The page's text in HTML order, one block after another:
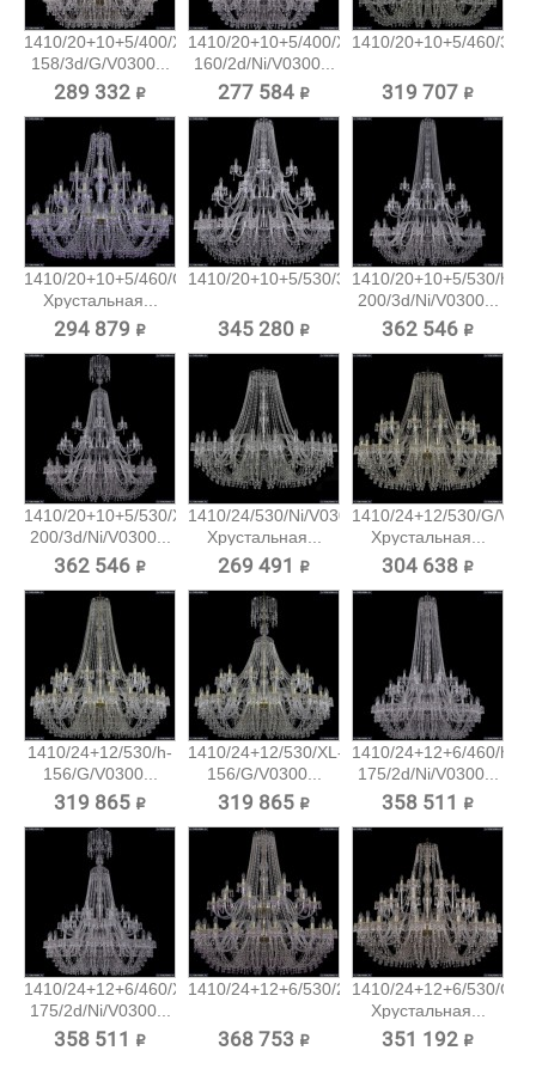
1410/20+10+5/400/XL-
158/3d/G/V0300...
289 332 ₽
1410/20+10+5/400/XL-
160/2d/Ni/V0300...
277 584 ₽
1410/20+10+5/460/3d/
319 707 ₽
1410/20+10+5/460/G/V7010
Хрустальная...
294 879 ₽
1410/20+10+5/530/3d/Ni/V0300...
345 280 ₽
1410/20+10+5/530/h-
200/3d/Ni/V0300...
362 546 ₽
1410/20+10+5/530/XL-
200/3d/Ni/V0300...
362 546 ₽
1410/24/530/Ni/V0300
Хрустальная...
269 491 ₽
1410/24+12/530/G/
Хрустальная...
304 638 ₽
1410/24+12/530/h-
156/G/V0300...
319 865 ₽
1410/24+12/530/XL-
156/G/V0300...
319 865 ₽
1410/24+12+6/460/h-
175/2d/Ni/V0300...
358 511 ₽
1410/24+12+6/460/XL-
175/2d/Ni/V0300...
358 511 ₽
1410/24+12+6/530/2d/G/V7010...
368 753 ₽
1410/24+12+6/530/G/
Хрустальная...
351 192 ₽